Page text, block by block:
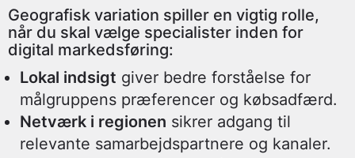
Geografisk variation spiller en vigtig rolle,
når du skal vælge specialister inden for
digital markedsføring:
Lokal indsigt giver bedre forståelse for
målgruppens præferencer og købsadfærd.
Netværk i regionen sikrer adgang til
relevante samarbejdspartnere og kanaler.